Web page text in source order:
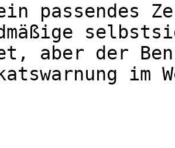
passendes
aber der
im